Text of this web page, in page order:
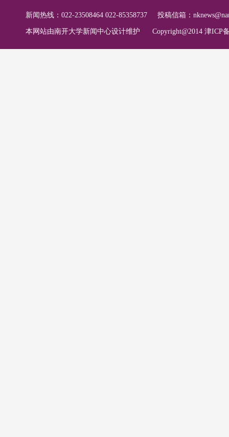
新闻热线：022-23508464 022-85358737 投稿信箱：
本网站由南开大学新闻中心设计维护 Copyright@2014 津ICP